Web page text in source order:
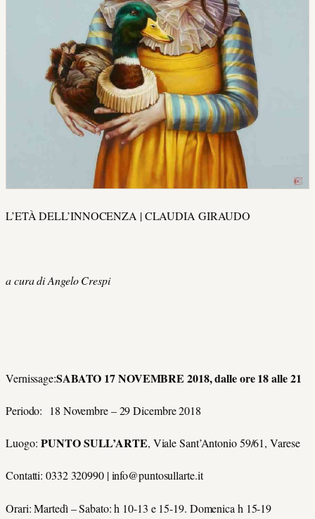
L’ETÀ DELL’INNOCENZA | CLAUDIA GIRAUDO
a cura di Angelo Crespi
Vernissage:SABATO 17 NOVEMBRE 2018, dalle ore 18 alle 21
Periodo: 18 Novembre – 29 Dicembre 2018
Luogo: PUNTO SULL’ARTE, Viale Sant’Antonio 59/61, Varese
Contatti: 0332 320990 | info@puntosullarte.it
Orari: Martedì – Sabato: h 10-13 e 15-19. Domenica h 15-19